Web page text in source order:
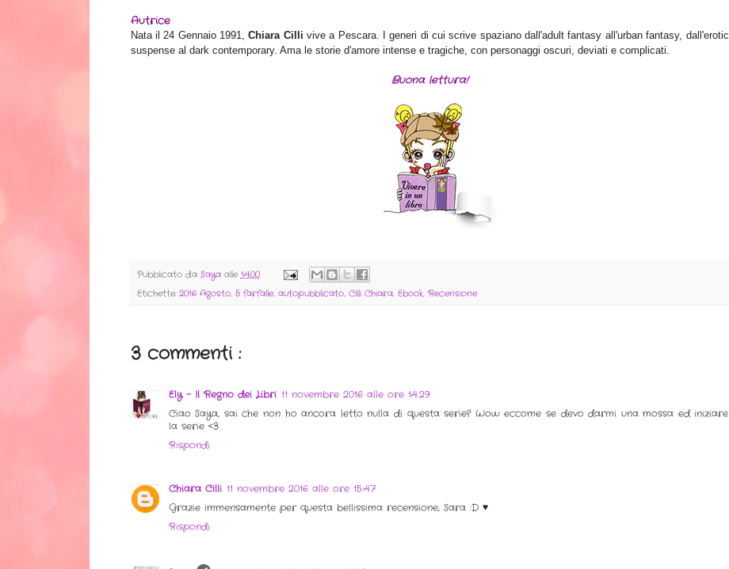
Autrice
Nata il 24 Gennaio 1991,Chiara Cilli vive a Pescara. I generi di cui scrive spaziano dall'adult fantasy all'urban fantasy, dall'erotic
suspense al dark contemporary. Ama le storie d'amore intense e tragiche, con personaggi oscuri, deviati e complicati.
Buona lettura!
Pubblicato da Saya alle14:00
Etichette: 2016 Agosto, 5 farfalle, autopubblicato, Cilli Chiara, Ebook, Recensione
3 commenti :
Ely - Il Regno dei Libri 11 novembre 2016 alle ore 14:29
Ciao Saya, sai che non ho ancora letto nulla di questa serie? Wow eccome se devo darmi una mossa ed iniziare
la serie <3
Rispondi
Chiara Cilli 11 novembre 2016 alle ore 15:47
Grazie immensamente per questa bellissima recensione, Sara :D ♥
Rispondi